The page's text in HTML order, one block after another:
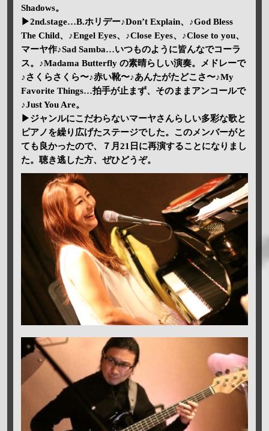
Shadows。
▶2nd.stage…B.ホリデー♪Don’t Explain、♪God Bless
The Child、♪Engel Eyes、♪Close Eyes、♪Close to you、
マーヤ作♪Sad Samba…いつものように皆んなでコーラ
ス。♪Madama Butterfly の素晴らしい演奏。メドレーで
♪さくらさくら〜♪赤い靴〜♪あんたがたどこさ〜♪My
Favorite Things…拍手が止まず、そのままアンコールで
♪Just You Are。
▶ジャンルにこだわらないマーヤさんらしい多彩な歌と
ピアノを繰り広げたステージでした。このメンバーがと
ても良かったので、７月21日に再演することになりまし
た。聴き逃した方、ぜひどうぞ。